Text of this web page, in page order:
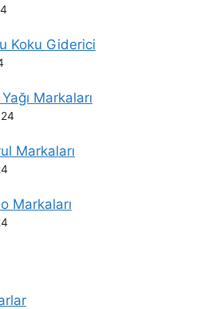
Koku Giderici
Markaları
Markaları
Markaları